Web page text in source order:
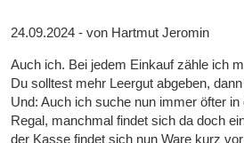
24.09.2024 - von Hartmut Jeromin
Auch ich. Bei jedem Einkauf zähle ich
Du solltest mehr Leergut abgeben,
Und: Auch ich suche nun immer öfter
Regal, manchmal findet sich da doch
der Kasse findet sich nun Ware kurz